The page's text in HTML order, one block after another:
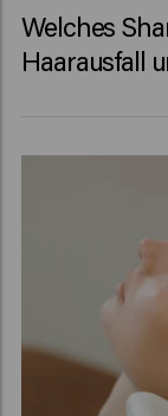
Welches
Haarausfall